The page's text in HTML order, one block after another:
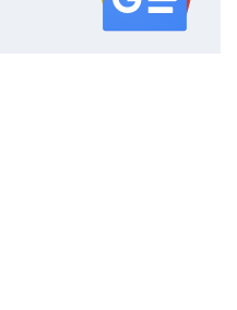
serwisu